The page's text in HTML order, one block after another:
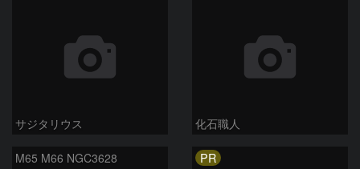
サジタリウス 化石職人
M65 M66 NGC3628 PR